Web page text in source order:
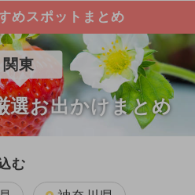
めスポットまとめ
関東
選お出かけまとめ
む